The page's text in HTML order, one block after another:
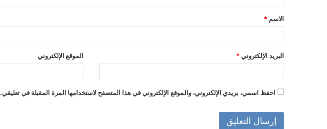
ق
*
الاسم *
البريد الإلكتروني * الموقع الإلكتروني
احفظ اسمي، بريدي الإلكتروني، والموقع الإلكتروني في هذا المتصفح لاستخدامها المرة المقبلة في تعليقي.